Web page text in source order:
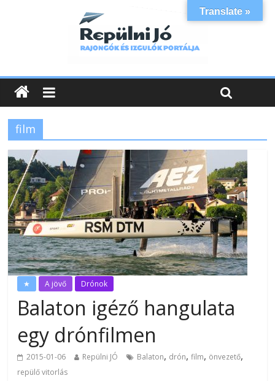
film
★ A jövő Drónok
Balaton igéző hangulata
egy drónfilmen
2015-01-06 Repülni JÓ Balaton, drón,film, önvezető,
repülő vitorlás
Translate »